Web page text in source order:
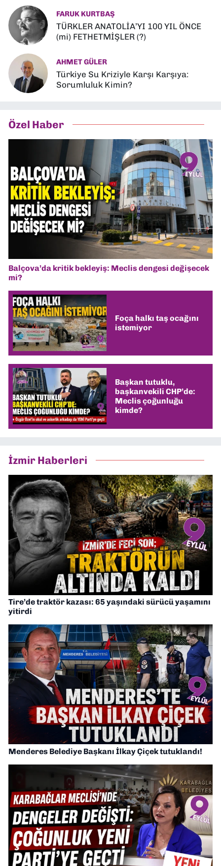
FARUK KURTBAŞ
TÜRKLER ANATOLİA’YI 100 YIL ÖNCE
(mi) FETHETMİŞLER (?)
AHMET GÜLER
Türkiye Su Kriziyle Karşı Karşıya:
Sorumluluk Kimin?
Özel Haber
Balçova’da kritik bekleyiş: Meclis dengesi değişecek
mi?
Foça halkı taş ocağını
istemiyor
Başkan tutuklu,
başkanvekili CHP’de:
Meclis çoğunluğu
kimde?
İzmir Haberleri
Tire’de traktör kazası: 65 yaşındaki sürücü yaşamını
yitirdi
Menderes Belediye Başkanı İlkay Çiçek tutuklandı!